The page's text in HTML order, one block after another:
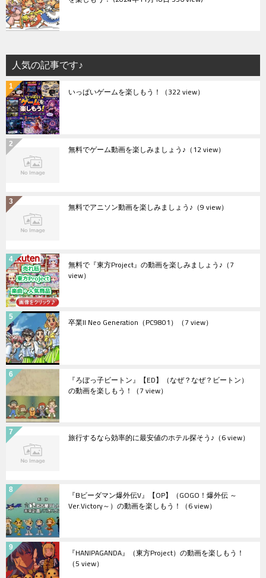
人気の記事です♪
いっぱいゲームを楽しもう！ （322 view）
無料でゲーム動画を楽しみましょう♪ （12 view）
無料でアニソン動画を楽しみましょう♪ （9 view）
無料で『東方Project』の動画を楽しみましょう♪ （7
view）
卒業II Neo Generation（PC9801） （7 view）
『ろぼっ子ビートン』【ED】（なぜ？なぜ？ビートン）
の動画を楽しもう！ （7 view）
旅行するなら効率的に最安値のホテル探そう♪ （6 view）
『Bビーダマン爆外伝V』【OP】（GOGO！爆外伝 ～
Ver.Victory～）の動画を楽しもう！ （6 view）
『HANIPAGANDA』（東方Project）の動画を楽しもう！
（5 view）